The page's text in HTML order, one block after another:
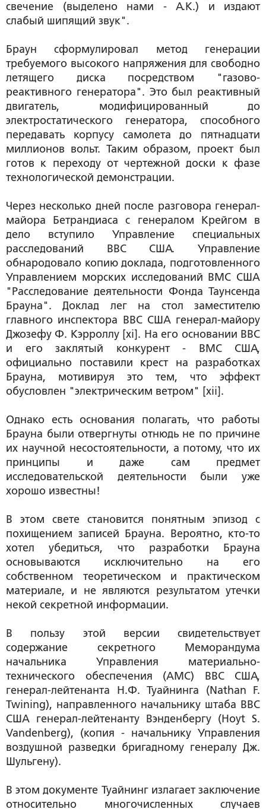
свечение (выделено нами - А.К.) и издают
слабый шипящий звук".
Браун сформулировал метод генерации
требуемого высокого напряжения для свободно
летящего диска посредством "газово-
реактивного генератора". Это был реактивный
двигатель, модифицированный до
электростатического генератора, способного
передавать корпусу самолета до пятнадцати
миллионов вольт. Таким образом, проект был
готов к переходу от чертежной доски к фазе
технологической демонстрации.
Через несколько дней после разговора генерал-
майора Бетрандиаса с генералом Крейгом в
дело вступило Управление специальных
расследований ВВС США. Управление
обнародовало копию доклада, подготовленного
Управлением морских исследований ВМС США
"Расследование деятельности Фонда Таунсенда
Брауна". Доклад лег на стол заместителю
главного инспектора ВВС США генерал-майору
Джозефу Ф. Кэрроллу [xi]. На его основании ВВС
и его заклятый конкурент - ВМС США,
официально поставили крест на разработках
Брауна, мотивируя это тем, что эффект
обусловлен "электрическим ветром" [xii].
Однако есть основания полагать, что работы
Брауна были отвергнуты отнюдь не по причине
их научной несостоятельности, а потому, что их
принципы и даже сам предмет
исследовательской деятельности были уже
хорошо известны!
В этом свете становится понятным эпизод с
похищением записей Брауна. Вероятно, кто-то
хотел убедиться, что разработки Брауна
основываются исключительно на его
собственном теоретическом и практическом
материале, и не являются результатом утечки
некой секретной информации.
В пользу этой версии свидетельствует
содержание секретного Меморандума
начальника Управления материально-
технического обеспечения (АМС) ВВС США,
генерал-лейтенанта Н.Ф. Туайнинга (Nathan F.
Twining), направленного начальнику штаба ВВС
США генерал-лейтенанту Bэндeнбepгу (Hoyt S.
Vandenberg), (копия - начальнику Управления
воздушной разведки бригадному генералу Дж.
Шульгену).
В этом документе Туайнинг излагает заключение
относительно многочисленных случаев